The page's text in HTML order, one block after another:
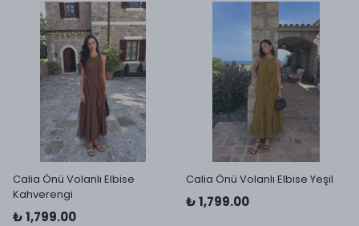
Calia Önü Volanlı Elbise
Kahverengi
₺ 1,799.00
Calia Önü Volanlı Elbise Yeşil
₺ 1,799.00